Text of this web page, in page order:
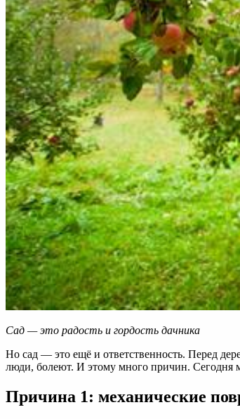
Сад — это радость и гордость дачника
Но сад — это ещё и ответственность. Перед
люди, болеют. И этому много причин. Сегодня
Причина 1: механические